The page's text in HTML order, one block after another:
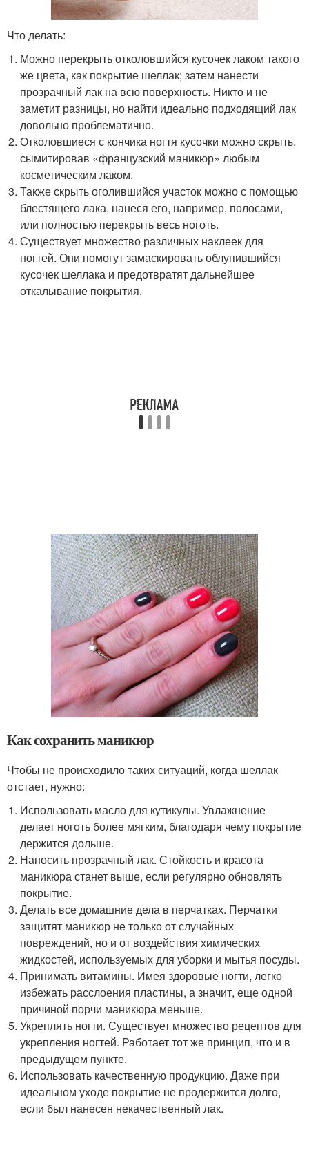
Что делать:
Можно перекрыть отколовшийся кусочек лаком такого
же цвета, как покрытие шеллак; затем нанести
прозрачный лак на всю поверхность. Никто и не
заметит разницы, но найти идеально подходящий лак
довольно проблематично.
Отколовшиеся с кончика ногтя кусочки можно скрыть,
сымитировав «французский маникюр» любым
косметическим лаком.
Также скрыть оголившийся участок можно с помощью
блестящего лака, нанеся его, например, полосами,
или полностью перекрыть весь ноготь.
Существует множество различных наклеек для
ногтей. Они помогут замаскировать облупившийся
кусочек шеллака и предотвратят дальнейшее
откалывание покрытия.
Как сохранить маникюр
Чтобы не происходило таких ситуаций, когда шеллак
отстает, нужно:
Использовать масло для кутикулы. Увлажнение
делает ноготь более мягким, благодаря чему покрытие
держится дольше.
Наносить прозрачный лак. Стойкость и красота
маникюра станет выше, если регулярно обновлять
покрытие.
Делать все домашние дела в перчатках. Перчатки
защитят маникюр не только от случайных
повреждений, но и от воздействия химических
жидкостей, используемых для уборки и мытья посуды.
Принимать витамины. Имея здоровые ногти, легко
избежать расслоения пластины, а значит, еще одной
причиной порчи маникюра меньше.
Укреплять ногти. Существует множество рецептов для
укрепления ногтей. Работает тот же принцип, что и в
предыдущем пункте.
Использовать качественную продукцию. Даже при
идеальном уходе покрытие не продержится долго,
если был нанесен некачественный лак.